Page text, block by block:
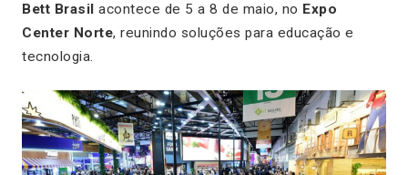
Bett Brasil acontece de 5 a 8 de maio, no Expo
Center Norte, reunindo soluções para educação e
tecnologia.